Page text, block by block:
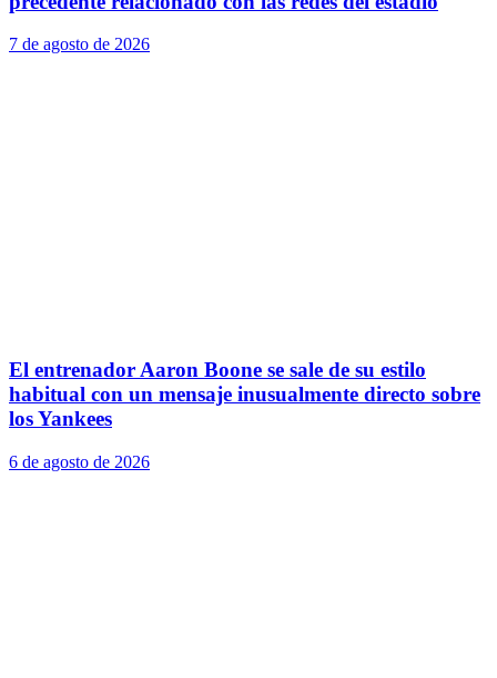
7 de agosto de 2026
El entrenador Aaron Boone se sale de su estilo
habitual con un mensaje inusualmente directo sobre
los Yankees
6 de agosto de 2026